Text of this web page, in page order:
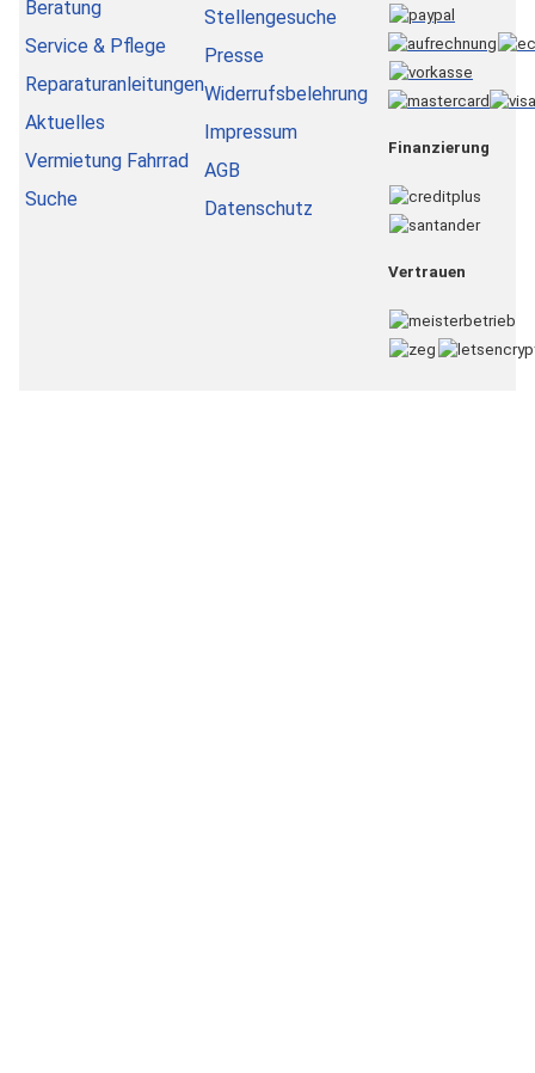
Beratung
Service & Pflege
Reparaturanleitungen
Aktuelles
Vermietung Fahrrad
Suche
Stellengesuche
Presse
Widerrufsbelehrung
Impressum
AGB
Datenschutz
Finanzierung
Vertrauen